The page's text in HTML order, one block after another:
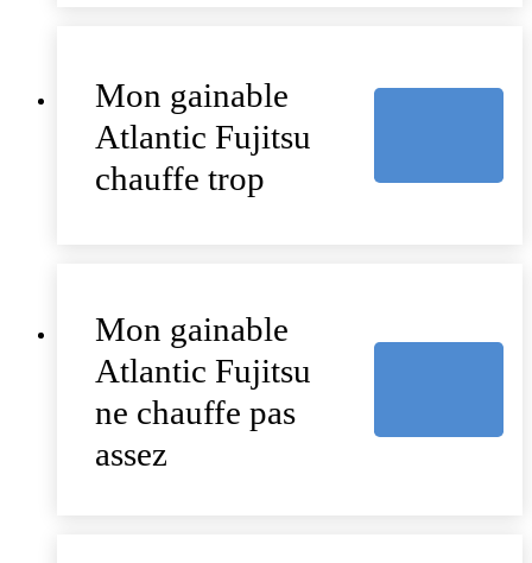
Mon gainable
Atlantic Fujitsu
chauffe trop
Mon gainable
Atlantic Fujitsu
ne chauffe pas
assez